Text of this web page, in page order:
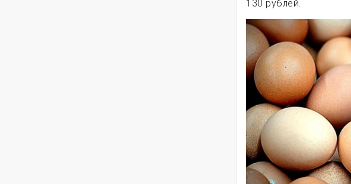
130 рублей.